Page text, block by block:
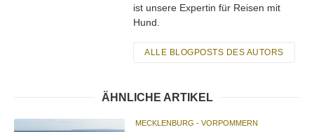
ist unsere Expertin für Reisen mit
Hund.
ALLE BLOGPOSTS DES AUTORS
ÄHNLICHE ARTIKEL
MECKLENBURG - VORPOMMERN